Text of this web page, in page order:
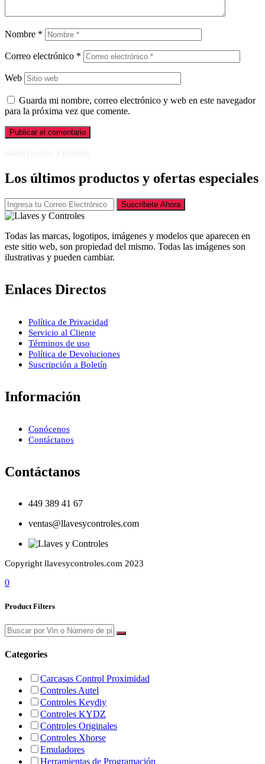
Nombre *
Correo electrónico *
Web
Guarda mi nombre, correo electrónico y web en este navegador
para la próxima vez que comente.
Los últimos productos y ofertas especiales
Suscribete Ahora
Todas las marcas, logotipos, imágenes y modelos que aparecen en
este sitio web, son propiedad del mismo. Todas las imágenes son
ilustrativas y pueden cambiar.
Enlaces Directos
Política de Privacidad
Servicio al Cliente
Términos de uso
Política de Devoluciones
Suscripción a Boletín
Información
Conócenos
Contáctanos
Contáctanos
449 389 41 67
ventas@llavesycontroles.com
Copyright llavesycontroles.com 2023
0
Product Filters
Categories
Carcasas Control Proximidad
Controles Autel
Controles Keydiy
Controles KYDZ
Controles Originales
Controles Xhorse
Emuladores
Herramientas de Programación